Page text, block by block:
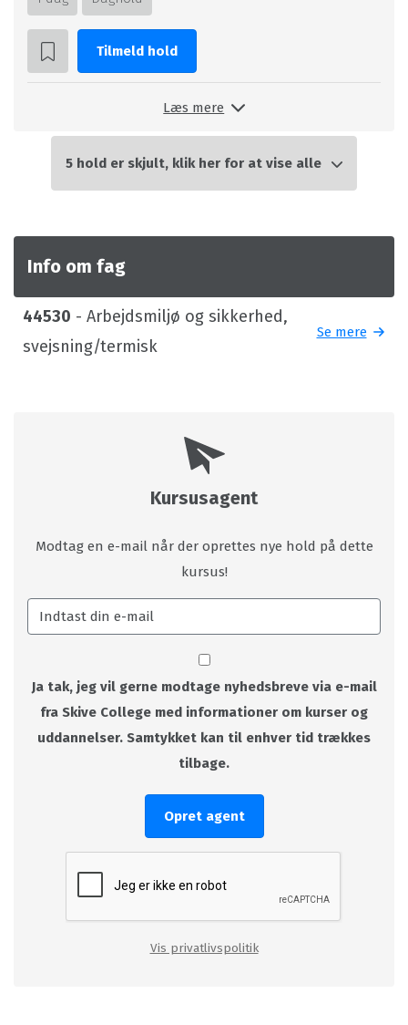
Tilmeld hold
Læs mere
5 hold er skjult, klik her for at vise alle
Info om fag
44530 - Arbejdsmiljø og sikkerhed,
svejsning/termisk
Se mere
Kursusagent
Modtag en e-mail når der oprettes nye hold på dette
kursus!
Ja tak, jeg vil gerne modtage nyhedsbreve via e-mail
fra Skive College med informationer om kurser og
uddannelser. Samtykket kan til enhver tid trækkes
tilbage.
Opret agent
Vis privatlivspolitik